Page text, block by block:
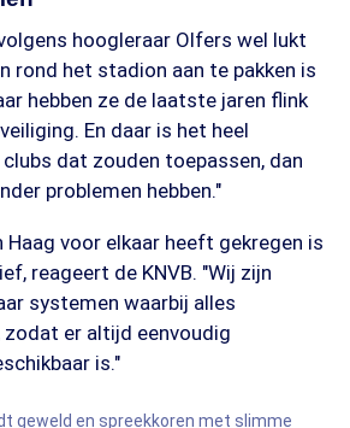
hoogleraar Olfers wel lukt
rond het stadion aan te pakken is
hebben ze de laatste jaren flink
En daar is het heel
dat zouden toepassen, dan
problemen hebben."
Haag voor elkaar heeft gekregen is
reageert de KNVB. "Wij zijn
systemen waarbij alles
er altijd eenvoudig
is."
geweld en spreekkoren met slimme